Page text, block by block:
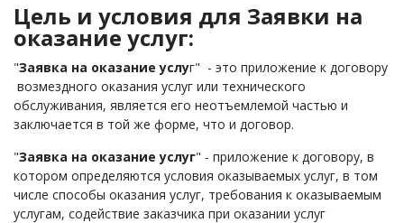
Цель и условия для Заявки на
оказание услуг:
"Заявка на оказание услуг" - это приложение к договору
возмездного оказания услуг или технического
обслуживания, является его неотъемлемой частью и
заключается в той же форме, что и договор.
"Заявка на оказание услуг" - приложение к договору, в
котором определяются условия оказываемых услуг, в том
числе способы оказания услуг, требования к оказываемым
услугам, содействие заказчика при оказании услуг